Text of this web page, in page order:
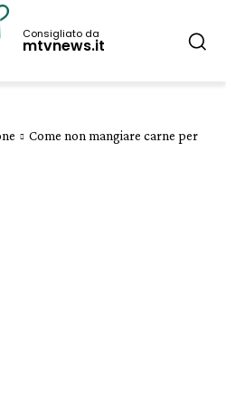
Consigliato da
mtvnews.it
Come non mangiare carne per